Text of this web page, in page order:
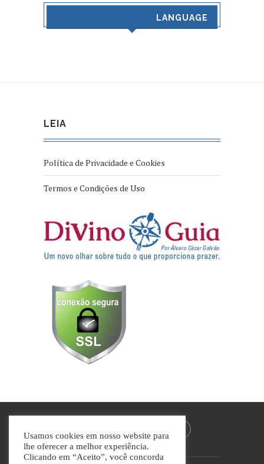
LANGUAGE
LEIA
Política de Privacidade e Cookies
Termos e Condições de Uso
Usamos cookies em nosso website para
lhe oferecer a melhor experiência.
Clicando em “Aceito”, você concorda